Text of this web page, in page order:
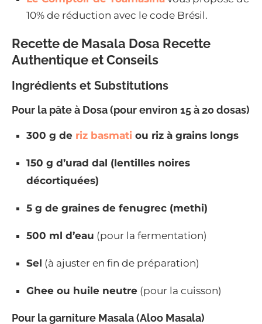
10% de réduction avec le code Brésil.
Recette de Masala Dosa Recette
Authentique et Conseils
Ingrédients et Substitutions
Pour la pâte à Dosa (pour environ 15 à 20 dosas)
300 g de riz basmati ou riz à grains longs
150 g d’urad dal (lentilles noires
décortiquées)
5 g de graines de fenugrec (methi)
500 ml d’eau (pour la fermentation)
Sel (à ajuster en fin de préparation)
Ghee ou huile neutre (pour la cuisson)
Pour la garniture Masala (Aloo Masala)